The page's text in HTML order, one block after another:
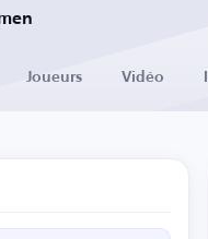
Joueurs Vidéo